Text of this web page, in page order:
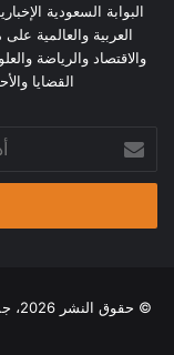
البوابة السعودية
العربية والعالمية
والاقتصاد والرياضة
القضايا
بريدك
الإلكتروني
© حقوق النشر 2026، جميع الحقوق محفوظة | تصميم